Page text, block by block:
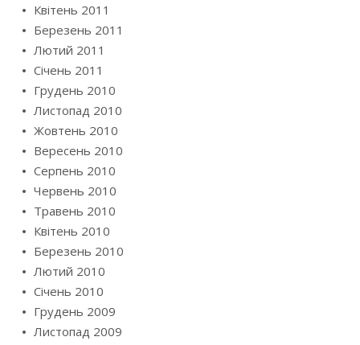
Квітень 2011
Березень 2011
Лютий 2011
Січень 2011
Грудень 2010
Листопад 2010
Жовтень 2010
Вересень 2010
Серпень 2010
Червень 2010
Травень 2010
Квітень 2010
Березень 2010
Лютий 2010
Січень 2010
Грудень 2009
Листопад 2009